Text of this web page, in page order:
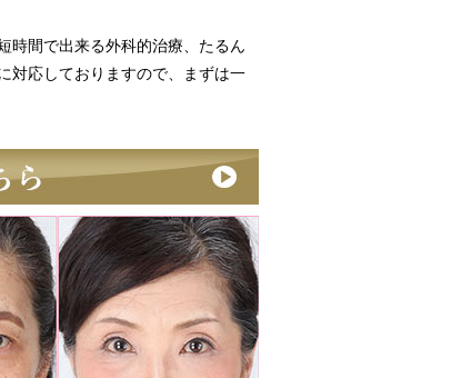
時間で出来る外科的治療、たるん
対応しておりますので、まずは一